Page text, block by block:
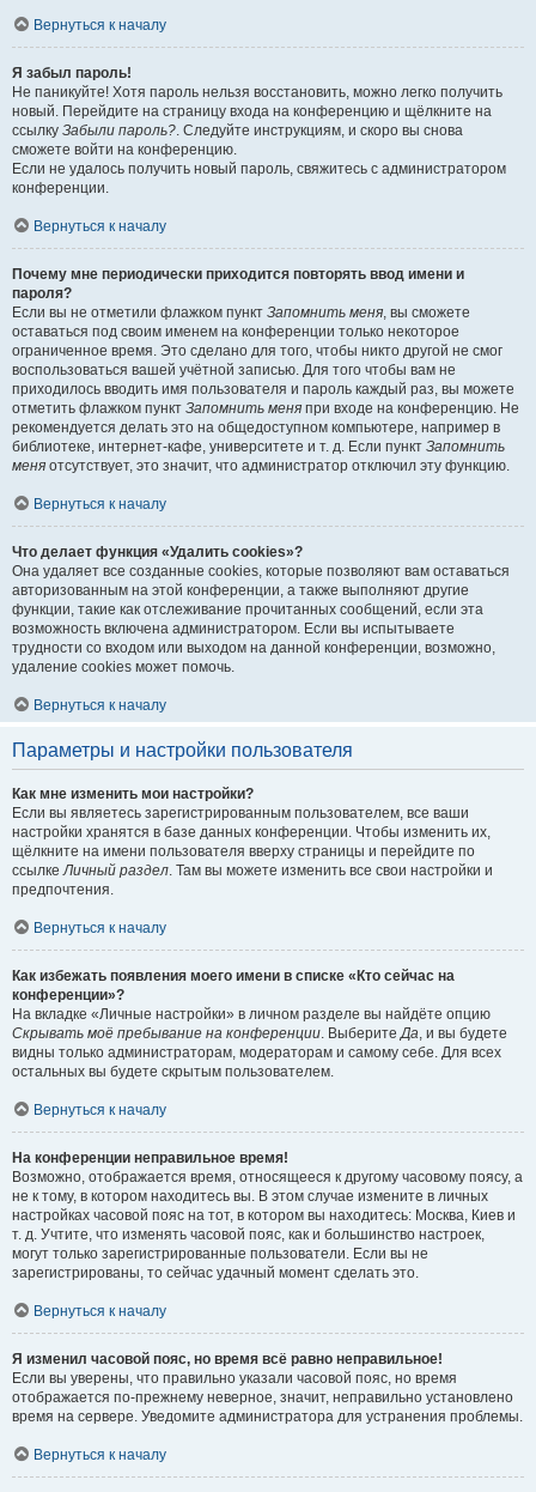
Вернуться к началу
Я забыл пароль!
Не паникуйте! Хотя пароль нельзя восстановить, можно легко получить
новый. Перейдите на страницу входа на конференцию и щёлкните на
ссылку Забыли пароль? . Следуйте инструкциям, и скоро вы снова
сможете войти на конференцию.
Если не удалось получить новый пароль, свяжитесь с администратором
конференции.
Вернуться к началу
Почему мне периодически приходится повторять ввод имени и
пароля?
Если вы не отметили флажком пункт Запомнить меня , вы сможете
оставаться под своим именем на конференции только некоторое
ограниченное время. Это сделано для того, чтобы никто другой не смог
воспользоваться вашей учётной записью. Для того чтобы вам не
приходилось вводить имя пользователя и пароль каждый раз, вы можете
отметить флажком пункт Запомнить меня при входе на конференцию. Не
рекомендуется делать это на общедоступном компьютере, например в
библиотеке, интернет-кафе, университете и т. д. Если пункт Запомнить
меня отсутствует, это значит, что администратор отключил эту функцию.
Вернуться к началу
Что делает функция «Удалить cookies»?
Она удаляет все созданные cookies, которые позволяют вам оставаться
авторизованным на этой конференции, а также выполняют другие
функции, такие как отслеживание прочитанных сообщений, если эта
возможность включена администратором. Если вы испытываете
трудности со входом или выходом на данной конференции, возможно,
удаление cookies может помочь.
Вернуться к началу
Параметры и настройки пользователя
Как мне изменить мои настройки?
Если вы являетесь зарегистрированным пользователем, все ваши
настройки хранятся в базе данных конференции. Чтобы изменить их,
щёлкните на имени пользователя вверху страницы и перейдите по
ссылке Личный раздел . Там вы можете изменить все свои настройки и
предпочтения.
Вернуться к началу
Как избежать появления моего имени в списке «Кто сейчас на
конференции»?
На вкладке «Личные настройки» в личном разделе вы найдёте опцию
Скрывать моё пребывание на конференции . Выберите Да , и вы будете
видны только администраторам, модераторам и самому себе. Для всех
остальных вы будете скрытым пользователем.
Вернуться к началу
На конференции неправильное время!
Возможно, отображается время, относящееся к другому часовому поясу, а
не к тому, в котором находитесь вы. В этом случае измените в личных
настройках часовой пояс на тот, в котором вы находитесь: Москва, Киев и
т. д. Учтите, что изменять часовой пояс, как и большинство настроек,
могут только зарегистрированные пользователи. Если вы не
зарегистрированы, то сейчас удачный момент сделать это.
Вернуться к началу
Я изменил часовой пояс, но время всё равно неправильное!
Если вы уверены, что правильно указали часовой пояс, но время
отображается по-прежнему неверное, значит, неправильно установлено
время на сервере. Уведомите администратора для устранения проблемы.
Вернуться к началу